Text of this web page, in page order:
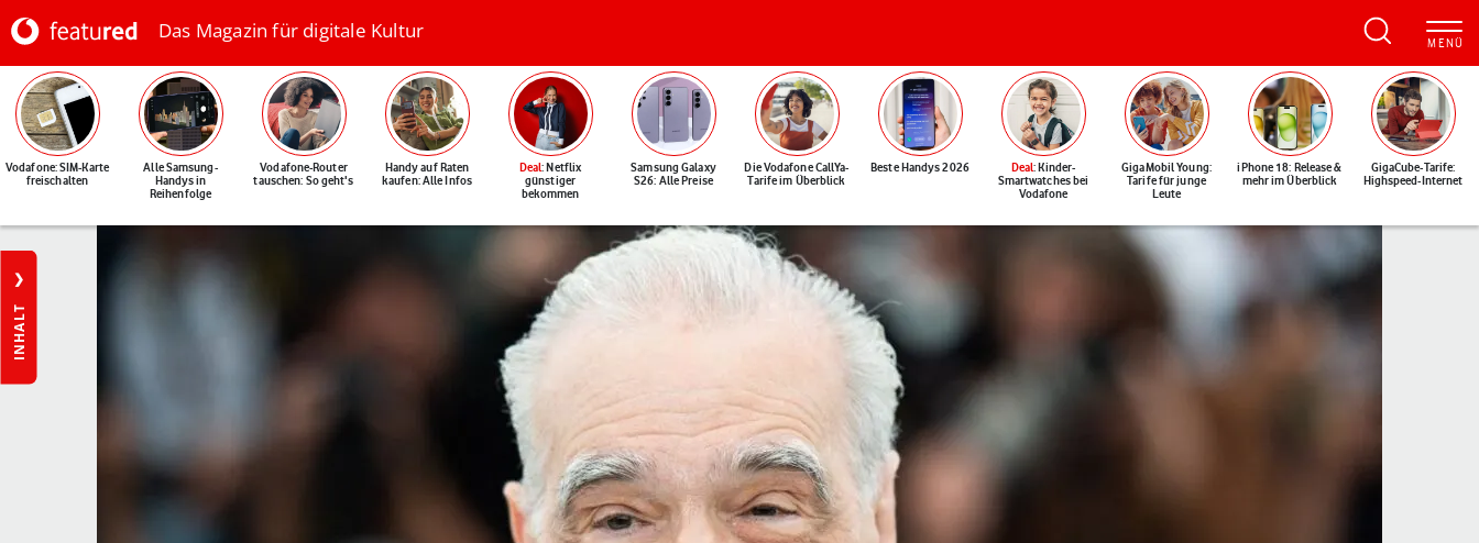
Das Magazin für digitale Kultur
Vodafone: SIM-Karte
freischalten
Alle Samsung-
Handys in
Reihenfolge
Vodafone-Router
tauschen: So geht's
Handy auf Raten
kaufen: Alle Infos
Deal: Netflix
günstiger
bekommen
Samsung Galaxy
S26: Alle Preise
Die Vodafone CallYa-
Tarife im Überblick
Beste Handys 2026 Deal: Kinder-
Smartwatches bei
Vodafone
GigaMobil Young:
Tarife für junge
Leute
iPhone 18: Release &
mehr im Überblick
GigaCube-Tarife:
Highspeed-Internet
INHALT